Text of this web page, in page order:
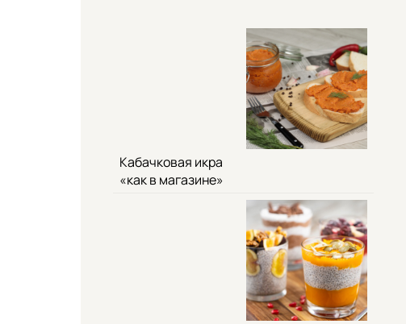
Кабачковая икра
«как в магазине»